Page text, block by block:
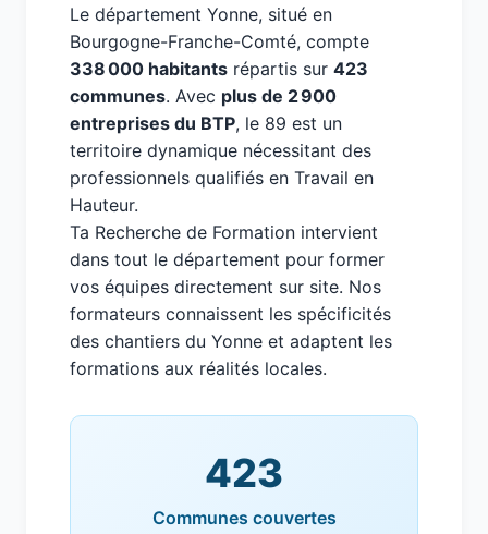
Le département Yonne, situé en
Bourgogne-Franche-Comté, compte
338 000 habitants répartis sur 423
communes. Avec plus de 2 900
entreprises du BTP, le 89 est un
territoire dynamique nécessitant des
professionnels qualifiés en Travail en
Hauteur.
Ta Recherche de Formation intervient
dans tout le département pour former
vos équipes directement sur site. Nos
formateurs connaissent les spécificités
des chantiers du Yonne et adaptent les
formations aux réalités locales.
423
Communes couvertes